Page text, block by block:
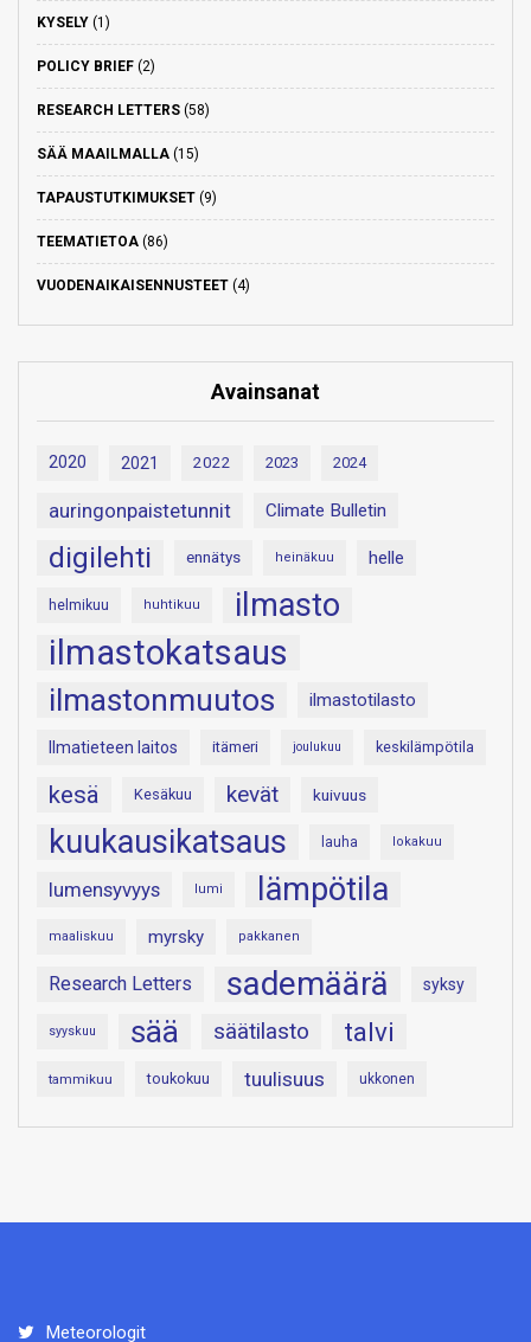
KYSELY (1)
POLICY BRIEF (2)
RESEARCH LETTERS (58)
SÄÄ MAAILMALLA (15)
TAPAUSTUTKIMUKSET (9)
TEEMATIETOA (86)
VUODENAIKAISENNUSTEET (4)
Avainsanat
2020 2021 2022 2023 2024
auringonpaistetunnit Climate Bulletin
digilehti ennätys heinäkuu helle
helmikuu huhtikuu ilmasto
ilmastokatsaus
ilmastonmuutos ilmastotilasto
Ilmatieteen laitos itämeri joulukuu keskilämpötila
kesä Kesäkuu kevät kuivuus
kuukausikatsaus lauha lokakuu
lumensyvyys lumi lämpötila
maaliskuu myrsky pakkanen
Research Letters sademäärä syksy
syyskuu sää säätilasto talvi
tammikuu toukokuu tuulisuus ukkonen
Meteorologit